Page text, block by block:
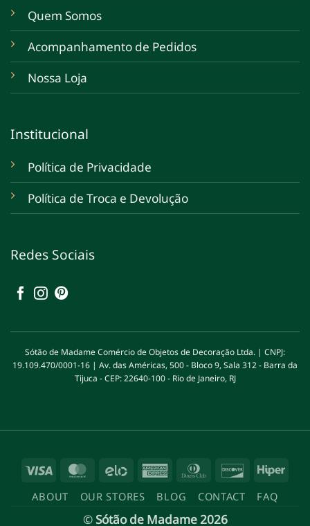
Quem Somos
Acompanhamento de Pedidos
Nossa Loja
Institucional
Política de Privacidade
Política de Troca e Devolução
Redes Sociais
Sótão de Madame Comércio de Objetos de Decoração Ltda. | CNPJ:
19.109.470/0001-16 | Av. das Américas, 500 - Bloco 9, Sala 312 - Barra da
Tijuca - CEP: 22640-100 - Rio de Janeiro, RJ
Visa MasterCard
Elo
AmericanDinners
Discover
ABOUT OUR STORES BLOG CONTACT FAQ
©Sótão de Madame 2026